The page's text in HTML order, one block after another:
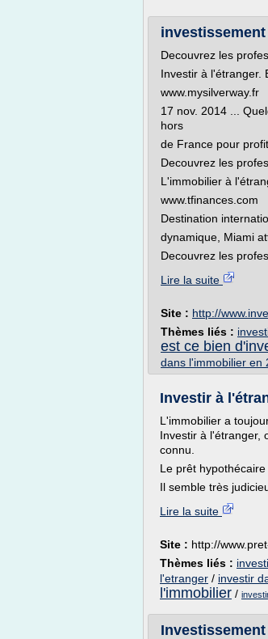
Decouvrez les
Investir à l'étranger.
www.mysilverway.fr
17 nov. 2014 ...
hors
de France pour
Decouvrez les
L'immobilier à
www.tfinances.com
Destination
dynamique, Miami
Decouvrez les
Lire la suite
Site : http://
Thèmes liés :
est ce bien
dans l'immobilier en
Investir à
L'immobilier a
Investir à l'étranger,
connu.
Le prêt
Il semble très
Lire la suite
Site : http://
Thèmes liés :
l'etranger / investir
l'immobilier /